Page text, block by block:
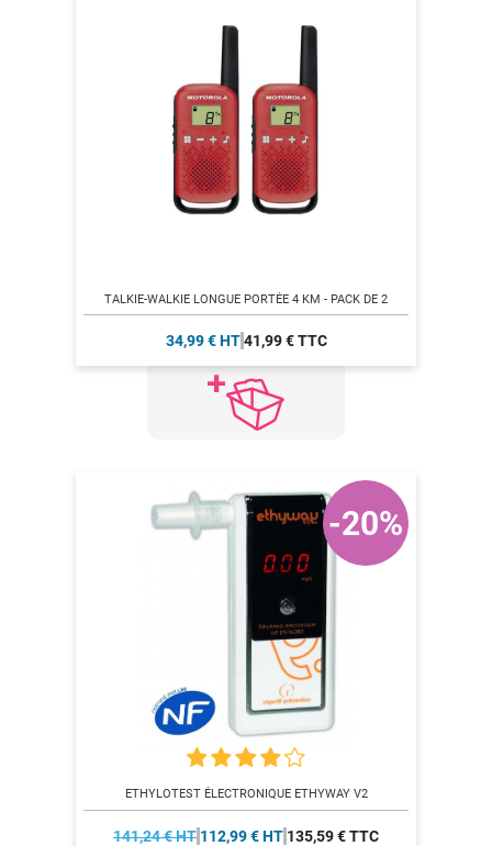
TALKIE-WALKIE LONGUE PORTÉE 4 KM - PACK DE 2
34,99 € HT 41,99 € TTC
ETHYLOTEST ÉLECTRONIQUE ETHYWAY V2
141,24 € HT 112,99 € HT 135,59 € TTC
-20%